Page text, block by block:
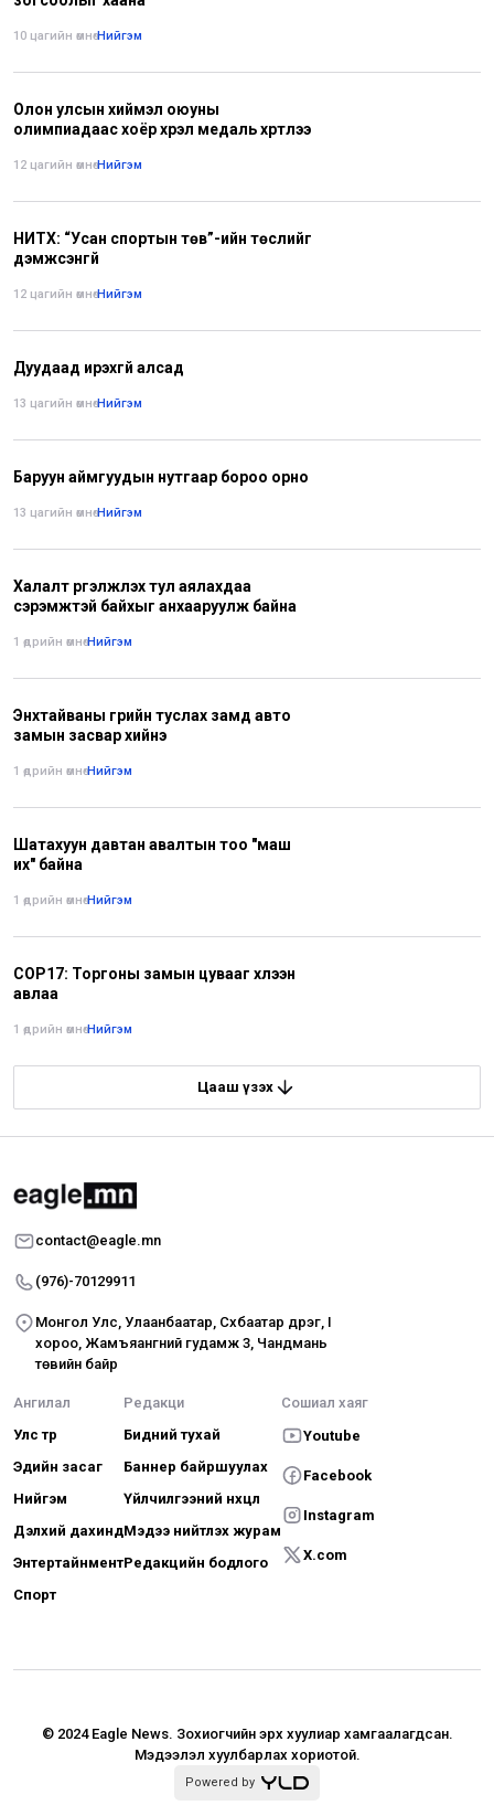
10 цагийн өмнө•Нийгэм
Олон улсын хиймэл оюуны
олимпиадаас хоёр хүрэл медаль хүртлээ
12 цагийн өмнө•Нийгэм
НИТХ: “Усан спортын төв”-ийн төслийг
дэмжсэнгүй
12 цагийн өмнө•Нийгэм
Дуудаад ирэхгүй алсад
13 цагийн өмнө•Нийгэм
Баруун аймгуудын нутгаар бороо орно
13 цагийн өмнө•Нийгэм
Халалт үргэлжлэх тул аялахдаа
сэрэмжтэй байхыг анхааруулж байна
1 өдрийн өмнө•Нийгэм
Энхтайваны гүүрийн туслах замд авто
замын засвар хийнэ
1 өдрийн өмнө•Нийгэм
Шатахуун давтан авалтын тоо "маш
их" байна
1 өдрийн өмнө•Нийгэм
COP17: Торгоны замын цувааг хүлээн
авлаа
1 өдрийн өмнө•Нийгэм
Цааш үзэх
contact@eagle.mn
(976)-70129911
Монгол Улс, Улаанбаатар, Сүхбаатар дүүрэг, I
хороо, Жамъяангүний гудамж 3, Чандмань
төвийн байр
Ангилал
Улс төр
Эдийн засаг
Нийгэм
Дэлхий дахинд
Энтертайнмент
Спорт
Редакци
Бидний тухай
Баннер байршуулах
Үйлчилгээний нөхцөл
Мэдээ нийтлэх журам
Редакцийн бодлого
Сошиал хаяг
Youtube
Facebook
Instagram
X.com
© 2024 Eagle News. Зохиогчийн эрх хуулиар хамгаалагдсан.
Мэдээлэл хуулбарлах хориотой.
Powered by